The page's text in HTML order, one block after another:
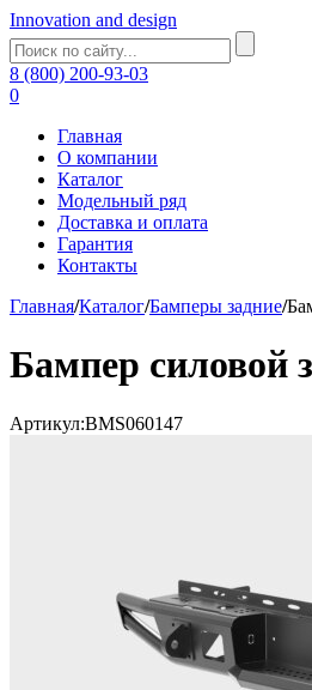
Innovation and design
8 (800) 200-93-03
0
Главная
О компании
Каталог
Модельный ряд
Доставка и оплата
Гарантия
Контакты
Главная/Каталог/Бамперы задние/
Бампер силовой
Артикул:BMS060147